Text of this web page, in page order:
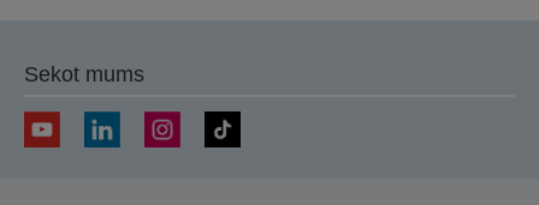
Sekot mums